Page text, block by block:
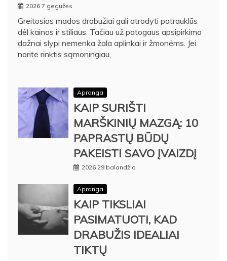
2026 7 gegužės
Greitosios mados drabužiai gali atrodyti patrauklūs
dėl kainos ir stiliaus. Tačiau už patogaus apsipirkimo
dažnai slypi nemenka žala aplinkai ir žmonėms. Jei
norite rinktis sąmoningiau,
Apranga
KAIP SURIŠTI
MARŠKINIŲ MAZGĄ: 10
PAPRASTŲ BŪDŲ
PAKEISTI SAVO ĮVAIZDĮ
2026 29 balandžio
Apranga
KAIP TIKSLIAI
PASIMATUOTI, KAD
DRABUŽIS IDEALIAI
TIKTŲ